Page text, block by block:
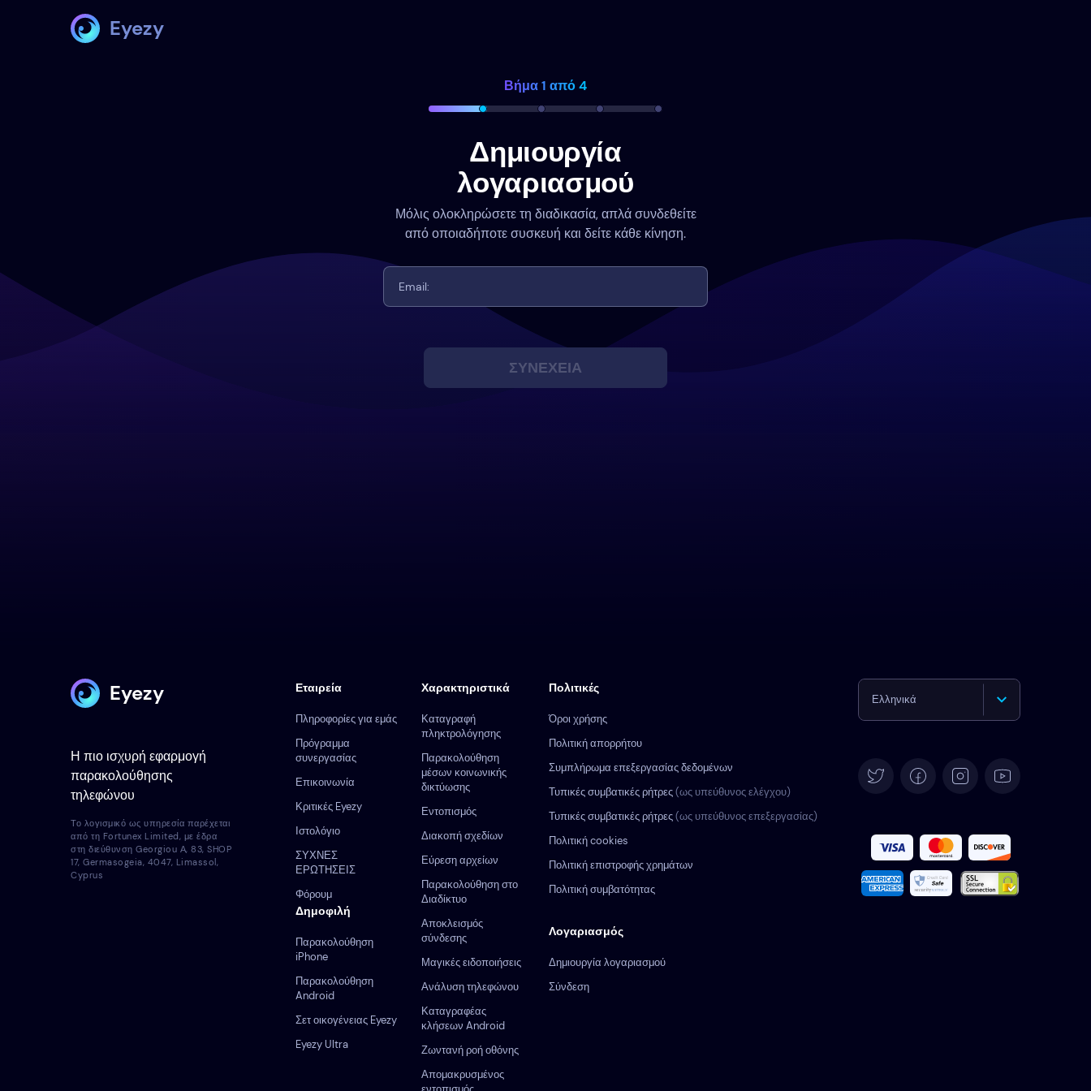
Eyezy
Βήμα 1 από 4
Δημιουργία
λογαριασμού
Μόλις ολοκληρώσετε τη διαδικασία, απλά συνδεθείτε
από οποιαδήποτε συσκευή και δείτε κάθε κίνηση.
ΣΥΝΈΧΕΙΑ
Eyezy
Η πιο ισχυρή εφαρμογή
παρακολούθησης
τηλεφώνου
Εταιρεία
Πληροφορίες για εμάς
Πρόγραμμα
συνεργασίας
Επικοινωνία
Κριτικές Eyezy
Ιστολόγιο
ΣΥΧΝΕΣ
ΕΡΩΤΗΣΕΙΣ
Φόρουμ
Δημοφιλή
Παρακολούθηση
iPhone
Παρακολούθηση
Android
Σετ οικογένειας Eyezy
Eyezy Ultra
Λογαριασμός
Δημιουργία λογαριασμού
Σύνδεση
Πολιτικές
Όροι χρήσης
Πολιτική απορρήτου
Συμπλήρωμα επεξεργασίας δεδομένων
Τυπικές συμβατικές ρήτρες(ως υπεύθυνος ελέγχου)
Τυπικές συμβατικές ρήτρες(ως υπεύθυνος επεξεργασίας)
Πολιτική cookies
Πολιτική επιστροφής χρημάτων
Πολιτική συμβατότητας
Χαρακτηριστικά
Καταγραφή
πληκτρολόγησης
Παρακολούθηση
μέσων κοινωνικής
δικτύωσης
Εντοπισμός
Διακοπή σχεδίων
Εύρεση αρχείων
Παρακολούθηση στο
Διαδίκτυο
Αποκλεισμός
σύνδεσης
Μαγικές ειδοποιήσεις
Ανάλυση τηλεφώνου
Καταγραφέας
κλήσεων Android
Ζωντανή ροή οθόνης
Απομακρυσμένος
Ελληνικά
Deutsch
Français
Το λογισμικό ως υπηρεσία παρέχεται
από τη Fortunex Limited, με έδρα
στη διεύθυνση Georgiou Α, 83, SHOP
17, Germasogeia, 4047, Limassol,
Cyprus